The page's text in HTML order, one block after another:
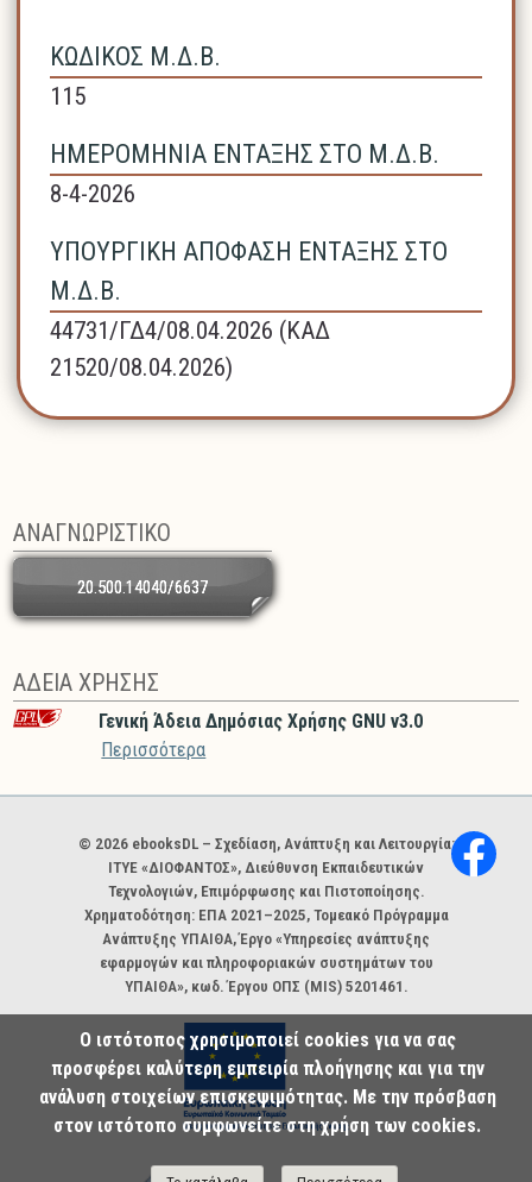
ΚΩΔΙΚΟΣ Μ.Δ.Β.
115
ΗΜΕΡΟΜΗΝΙΑ ΕΝΤΑΞΗΣ ΣΤΟ Μ.Δ.Β.
8-4-2026
ΥΠΟΥΡΓΙΚΗ ΑΠΟΦΑΣΗ ΕΝΤΑΞΗΣ ΣΤΟ
Μ.Δ.Β.
44731/ΓΔ4/08.04.2026 (ΚΑΔ
21520/08.04.2026)
ΑΝΑΓΝΩΡΙΣΤΙΚΟ
20.500.14040/6637
ΑΔΕΙΑ ΧΡΗΣΗΣ
Γενική Άδεια Δημόσιας Χρήσης GNU v3.0
Περισσότερα
Χορηγοί και φορείς
© 2026 ebooksDL – Σχεδίαση, Ανάπτυξη και Λειτουργία:
ΙΤΥΕ «ΔΙΟΦΑΝΤΟΣ», Διεύθυνση Εκπαιδευτικών
Τεχνολογιών, Επιμόρφωσης και Πιστοποίησης.
Χρηματοδότηση: ΕΠΑ 2021–2025, Τομεακό Πρόγραμμα
Ανάπτυξης ΥΠΑΙΘΑ, Έργο «Υπηρεσίες ανάπτυξης
εφαρμογών και πληροφοριακών συστημάτων του
ΥΠΑΙΘΑ», κωδ. Έργου ΟΠΣ (MIS) 5201461.
Ο ιστότοπος χρησιμοποιεί cookies για να σας
προσφέρει καλύτερη εμπειρία πλοήγησης και για την
ανάλυση στοιχείων επισκεψιμότητας. Με την πρόσβαση
στον ιστότοπο συμφωνείτε στη χρήση των cookies.